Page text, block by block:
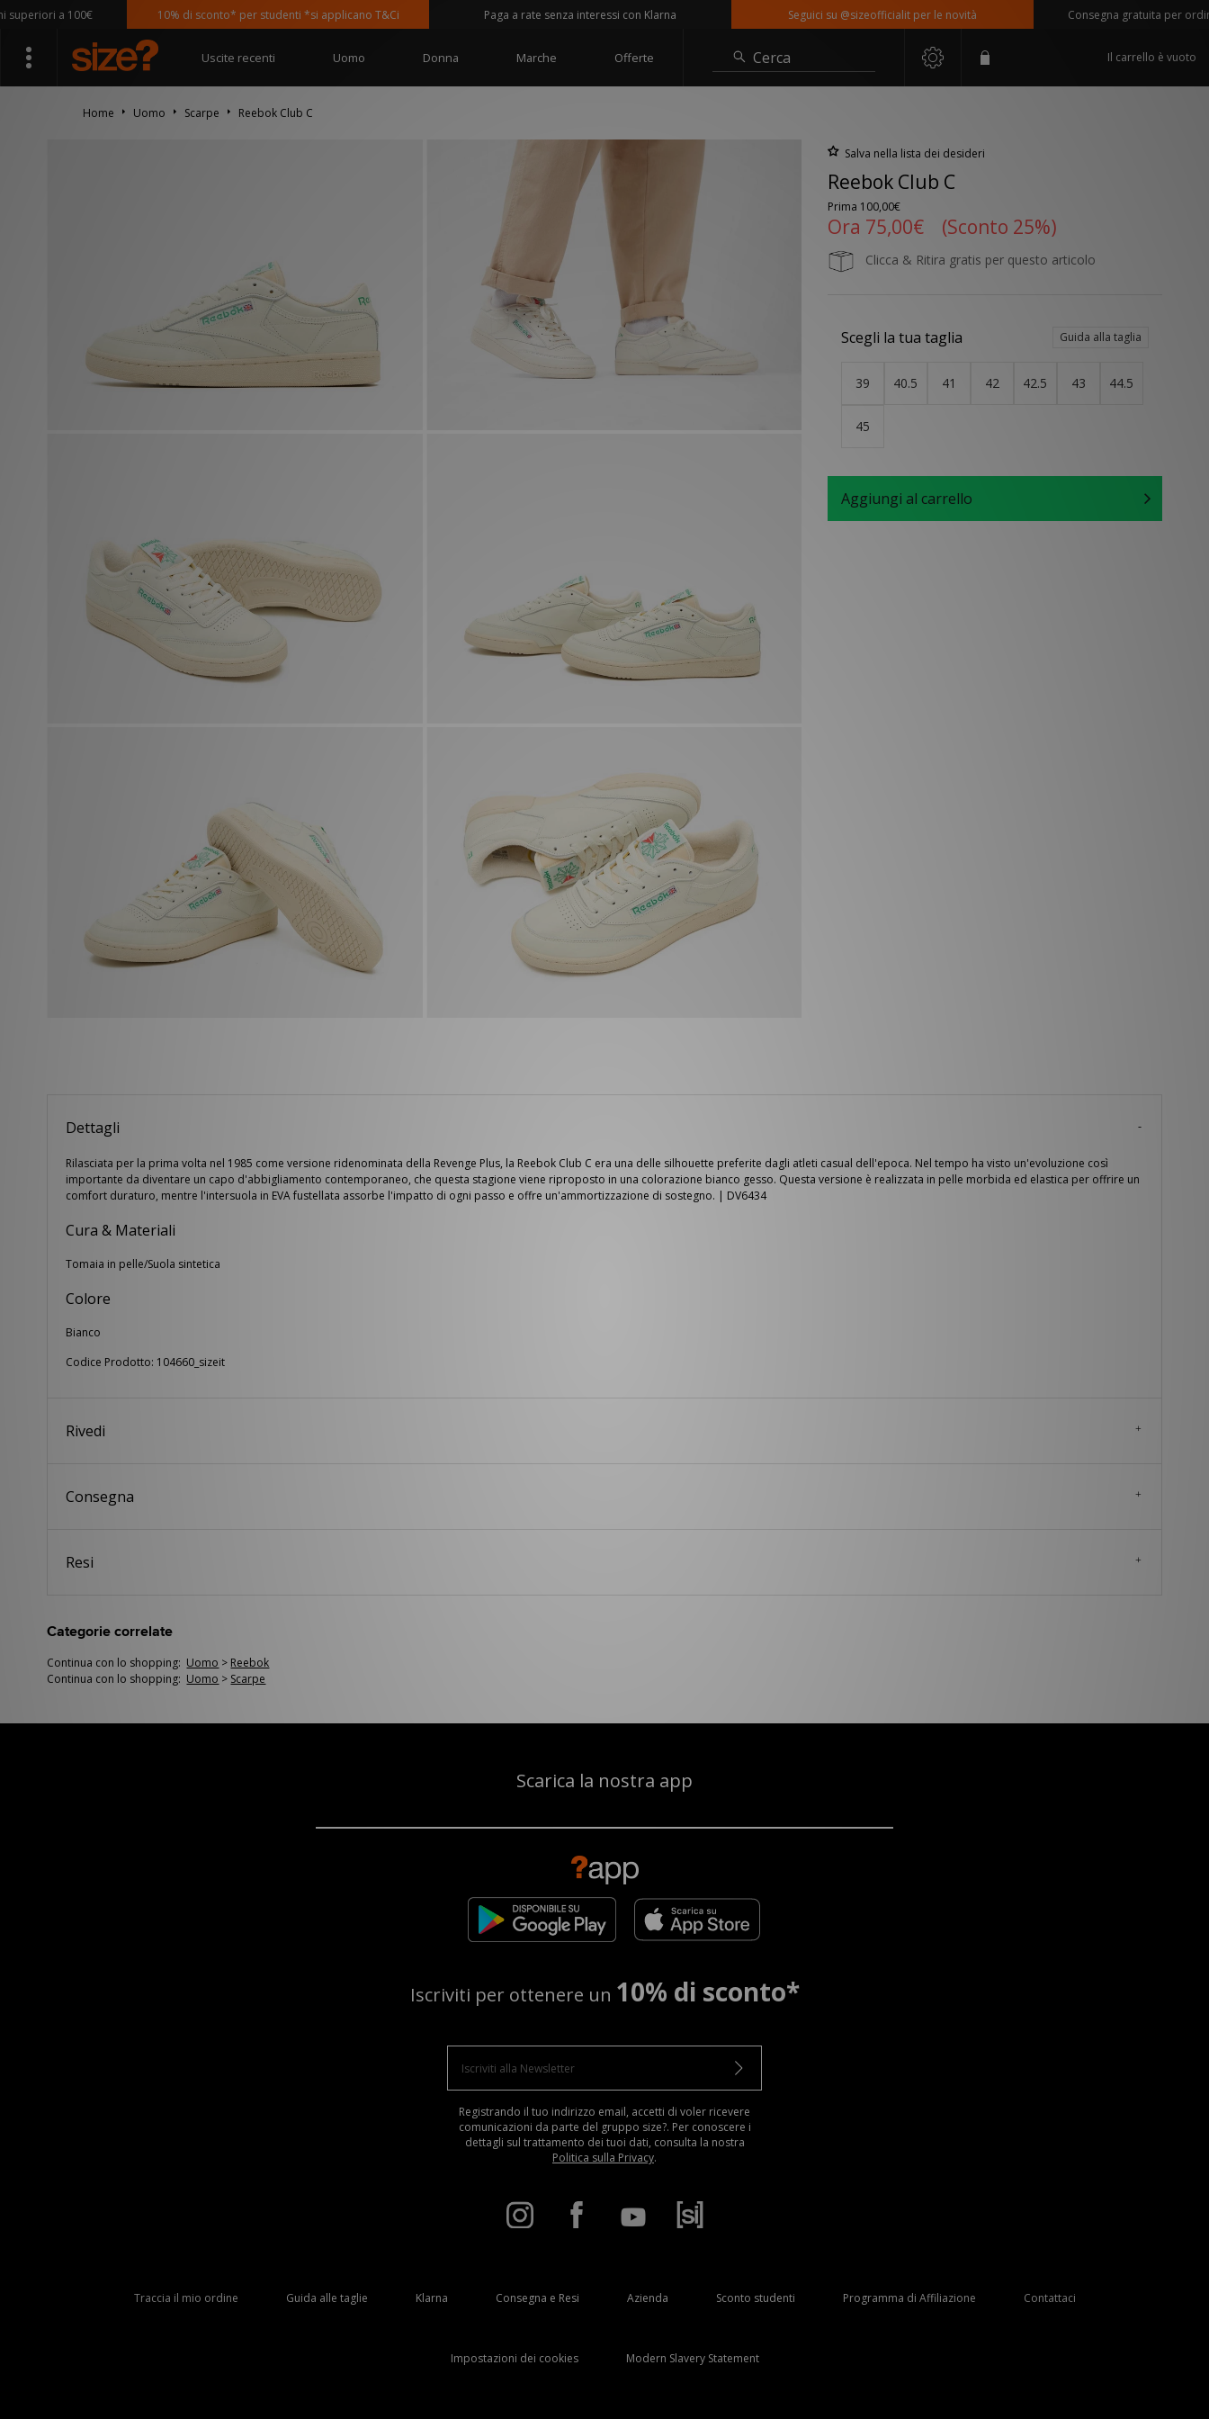
a 100€ 10% di sconto* per studenti *si applicano T&Ci Paga a rate senza interessi con Klarna Seguici su @sizeofficialit per le novità Consegna gratuita per ordini
Uscite recenti Uomo Donna Marche Offerte Cerca Il carrello è vuoto
Home Uomo Scarpe Reebok Club C
Salva nella lista dei desideri
Reebok Club C
Prima 100,00€
Ora 75,00€ (Sconto 25%)
Clicca & Ritira gratis per questo articolo
Scegli la tua taglia Guida alla taglia
39 40.5 41 42 42.5 43 44.5
45
Aggiungi al carrello
Dettagli
Rilasciata per la prima volta nel 1985 come versione ridenominata della Revenge Plus, la Reebok Club C era una delle silhouette preferite dagli atleti casual dell'epoca. Nel tempo ha visto un'evoluzione così
importante da diventare un capo d'abbigliamento contemporaneo, che questa stagione viene riproposto in una colorazione bianco gesso. Questa versione è realizzata in pelle morbida ed elastica per offrire un
comfort duraturo, mentre l'intersuola in EVA fustellata assorbe l'impatto di ogni passo e offre un'ammortizzazione di sostegno. | DV6434
Cura & Materiali
Tomaia in pelle/Suola sintetica
Colore
Bianco
Codice Prodotto: 104660_sizeit
Rivedi
Consegna
Resi
Categorie correlate
Continua con lo shopping: Uomo > Reebok
Continua con lo shopping: Uomo > Scarpe
Scarica la nostra app
Iscriviti per ottenere un 10% di sconto*
Registrando il tuo indirizzo email, accetti di voler ricevere
comunicazioni da parte del gruppo size?. Per conoscere i
dettagli sul trattamento dei tuoi dati, consulta la nostra
Politica sulla Privacy.
Traccia il mio ordine Guida alle taglie Klarna Consegna e Resi Azienda Sconto studenti Programma di Affiliazione Contattaci
Impostazioni dei cookies Modern Slavery Statement